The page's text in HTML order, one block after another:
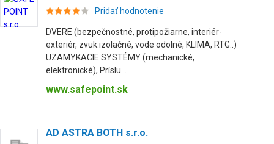
Pridať hodnotenie
DVERE (bezpečnostné, protipožiarne, interiér-
exteriér, zvuk.izolačné, vode odolné, KLIMA, RTG..)
UZAMYKACIE SYSTÉMY (mechanické,
elektronické), Príslu...
www.safepoint.sk
AD ASTRA BOTH s.r.o.